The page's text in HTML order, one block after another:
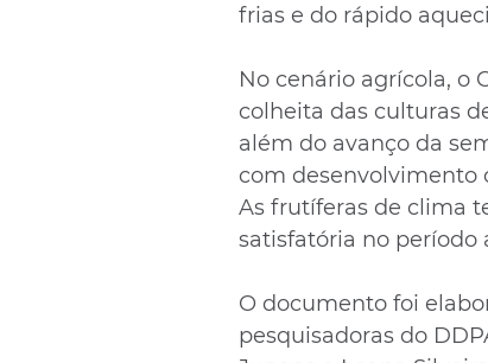
frias e do rápido
No cenário agrícola, o
colheita das culturas
além do avanço da
com desenvolvimento
As frutíferas de clima
satisfatória no período
O documento foi
pesquisadoras do